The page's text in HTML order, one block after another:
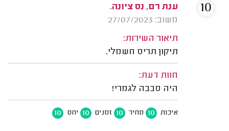
ענת רם, נס ציונה.
משוב: 27/07/2023
תיאור השירות:
תיקון תריס חשמלי.
חוות דעת:
היה סבבה לגמרי!
איכות 10 מחיר 10 זמנים 10 יחס 10
10